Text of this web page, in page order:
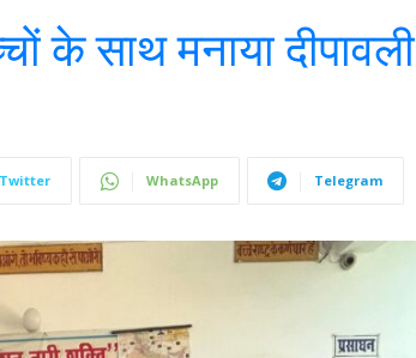
के साथ मनाया दीपावली
Twitter WhatsApp Telegram